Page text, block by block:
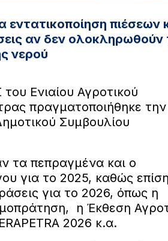
πιέσεων
αν δεν ολοκληρωθούν
νερού
Ενιαίου Αγροτικού
πραγματοποιήθηκε την
Συμβουλίου
τα πεπραγμένα και ο
για το 2025, καθώς
για το 2026, όπως η
η Έκθεση
2026 κ.α.